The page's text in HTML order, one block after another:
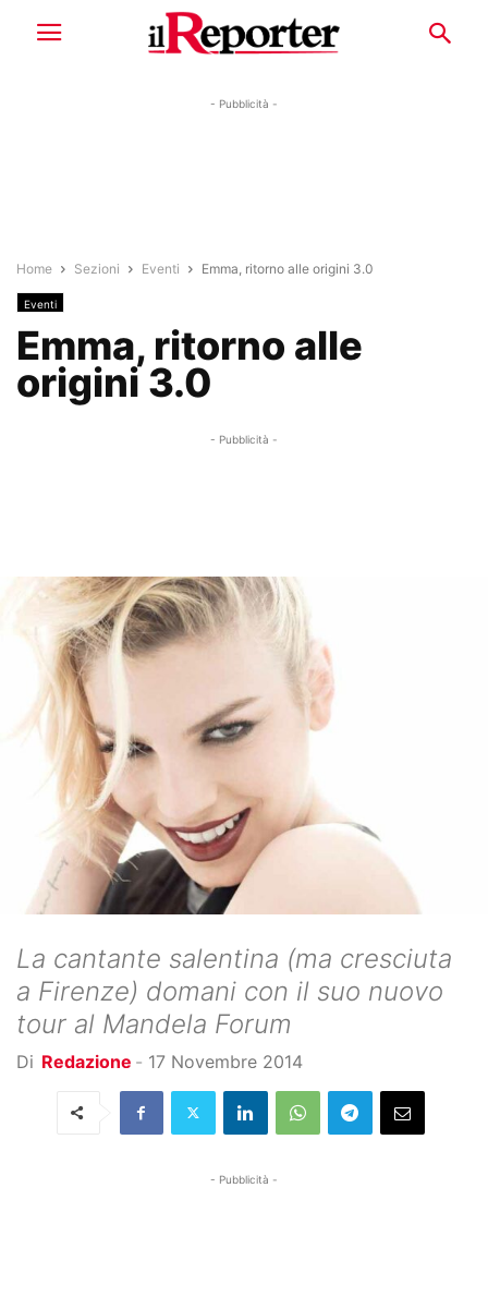
- Pubblicità -
Home Sezioni Eventi Emma, ritorno alle origini 3.0
Eventi
Emma, ritorno alle
origini 3.0
- Pubblicità -
La cantante salentina (ma cresciuta
a Firenze) domani con il suo nuovo
tour al Mandela Forum
Di Redazione - 17 Novembre 2014
- Pubblicità -